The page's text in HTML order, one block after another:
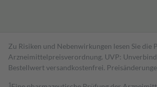
Zu Risiken und Nebenwirkungen lesen Sie
Arzneimittelpreisverordnung. UVP:
Bestell­wert versand­kosten­frei.
1